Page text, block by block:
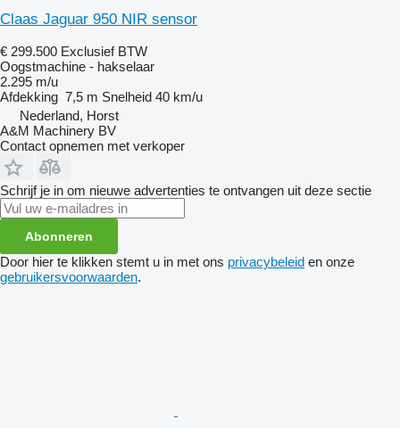
Claas Jaguar 950 NIR sensor
€ 299.500 Exclusief BTW
Oogstmachine - hakselaar
2.295 m/u
Afdekking 7,5 m Snelheid 40 km/u
Nederland, Horst
A&M Machinery BV
Contact opnemen met verkoper
Schrijf je in om nieuwe advertenties te ontvangen uit deze sectie
Abonneren
Door hier te klikken stemt u in met ons privacybeleid en onze
gebruikersvoorwaarden.